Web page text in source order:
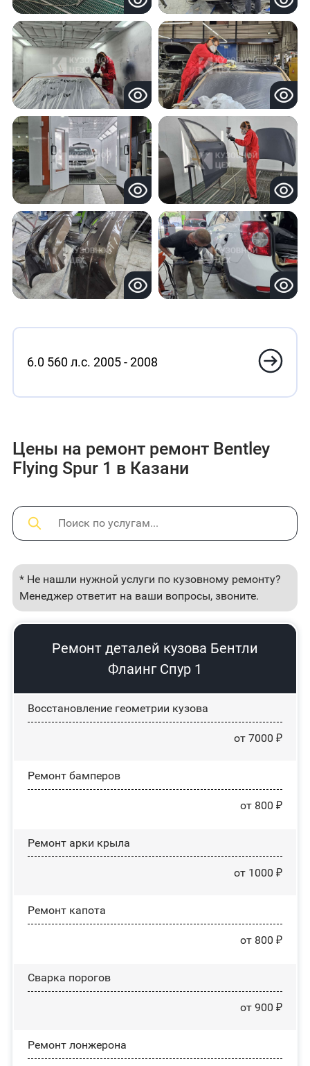
6.0 560 л.с. 2005 - 2008
Цены на ремонт ремонт Bentley
Flying Spur 1 в Казани
* Не нашли нужной услуги по кузовному ремонту?
Менеджер ответит на ваши вопросы, звоните.
Ремонт деталей кузова Бентли
Флаинг Спур 1
Восстановление геометрии кузова
от 7000 ₽
Ремонт бамперов
от 800 ₽
Ремонт арки крыла
от 1000 ₽
Ремонт капота
от 800 ₽
Сварка порогов
от 900 ₽
Ремонт лонжерона